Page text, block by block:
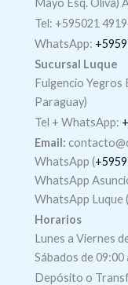
Tel: +595021
WhatsApp:
Sucursal Luque
Fulgencio Yegros
Paraguay)
Tel + WhatsApp:
Email:
WhatsApp (
WhatsApp
WhatsApp Luque (
Horarios
Lunes a Viernes
Sábados de 09:00
Depósito o